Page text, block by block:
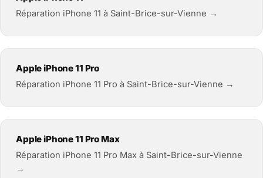
Réparation iPhone 11 à Saint-Brice-sur-Vienne →
Apple iPhone 11 Pro
Réparation iPhone 11 Pro à Saint-Brice-sur-Vienne →
Apple iPhone 11 Pro Max
Réparation iPhone 11 Pro Max à Saint-Brice-sur-Vienne
→